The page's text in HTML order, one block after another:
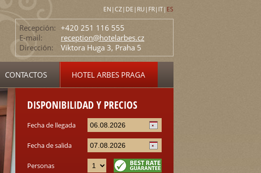
EN |CZ| DE | RU | FR| IT| ES
Recepción: +420 251 116 555
E-mail:
reception@hotelarbes.cz
Dirección:
Viktora Huga 3, Praha 5
CONTACTOS HOTEL ARBES PRAGA
DISPONIBILIDAD Y PRECIOS
Fecha de llegada
Fecha de salida
Personas